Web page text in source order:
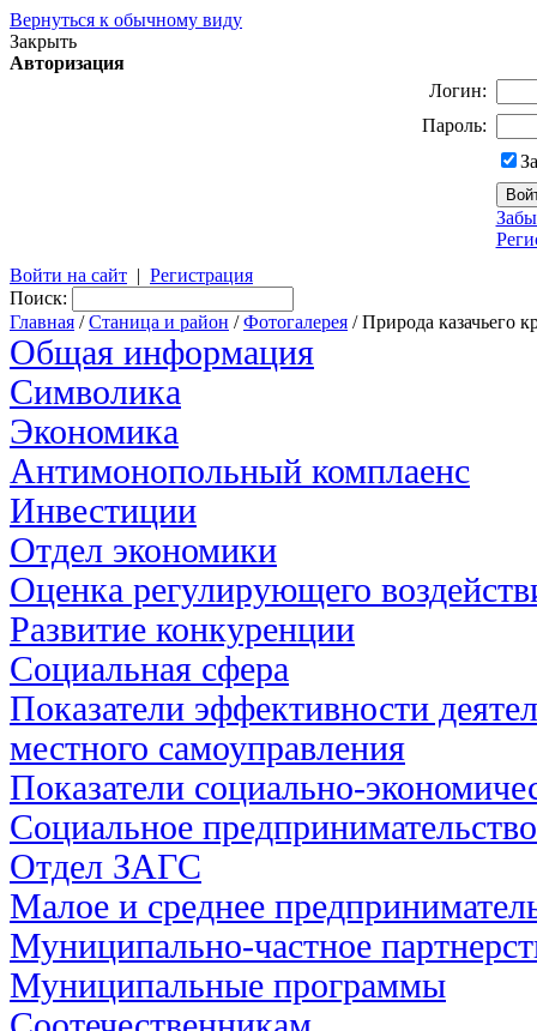
Вернуться к обычному виду
Закрыть
Авторизация
Логин:
Пароль:
Войти на сайт | Регистрация
Поиск:
Главная /Станица и район /Фотогалерея / Природа казачьего
Общая информация
Символика
Экономика
Антимонопольный комплаенс
Инвестиции
Отдел экономики
Оценка регулирующего
Развитие конкуренции
Социальная сфера
Показатели эффективности
местного самоуправления
Показатели социально-
Социальное предпринимательство
Отдел ЗАГС
Малое и среднее
Муниципально-частное
Муниципальные программы